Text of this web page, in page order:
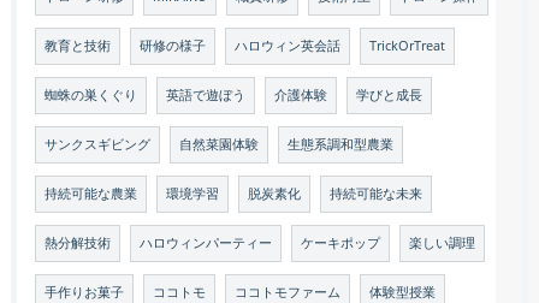
教育と技術 研修の様子 ハロウィン英会話 TrickOrTreat
蜘蛛の巣くぐり 英語で遊ぼう 介護体験 学びと成長
サンクスギビング 自然菜園体験 生態系調和型農業
持続可能な農業 環境学習 脱炭素化 持続可能な未来
熱分解技術 ハロウィンパーティー ケーキポップ 楽しい調理
手作りお菓子 ココトモ ココトモファーム 体験型授業